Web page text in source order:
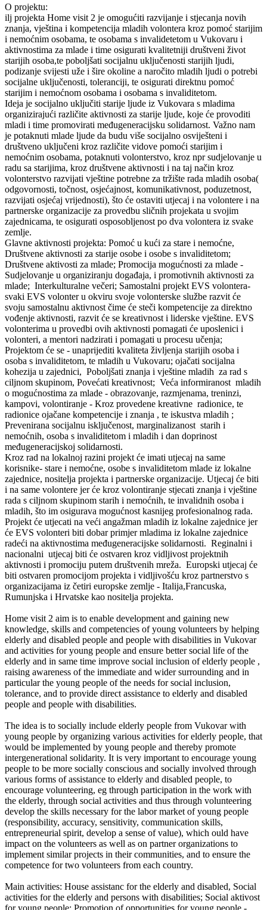
O projektu:
ilj projekta Home visit 2 je omogućiti razvijanje i stjecanja novih
znanja, vještina i kompetencija mladih volontera kroz pomoć starijim
i nemoćnim osobama, te osobama s invalidetetom u Vukovaru i
aktivnostima za mlade i time osigurati kvalitetniji društveni život
starijih osoba,te poboljšati socijalnu uključenosti starijih ljudi,
podizanje svijesti uže i šire okoline a naročito mladih ljudi o potrebi
socijalne uključenosti, toleranciji, te osigurati direktnu pomoć
starijim i nemoćnom osobama i osobama s invaliditetom.
Ideja je socijalno uključiti starije ljude iz Vukovara s mladima
organizirajući različite aktivnosti za starije ljude, koje će provoditi
mladi i time promovirati međugeneracijsku solidarnost. Važno nam
je potaknuti mlade ljude da budu više socijalno osviješteni i
društveno uključeni kroz različite vidove pomoći starijim i
nemoćnim osobama, potaknuti volonterstvo, kroz npr sudjelovanje u
radu sa starijima, kroz društvene aktivnosti i na taj način kroz
volonterstvo razvijati vještine potrebne za tržište rada mladih osoba(
odgovornosti, točnost, osjećajnost, komunikativnost, poduzetnost,
razvijati osjećaj vrijednosti), što će ostaviti utjecaj i na volontere i na
partnerske organizacije za provedbu sličnih projekata u svojim
zajednicama, te osigurati osposobljenost po dva volontera iz svake
zemlje.
Glavne aktivnosti projekta: Pomoć u kući za stare i nemoćne,
Društvene aktivnosti za starije osobe i osobe s invaliditetom;
Društvene aktivosti za mlade; Promocija mogućnosti za mlade -
Sudjelovanje u organiziranju događaja, i promotivnih aktivnosti za
mlade; Interkulturalne večeri; Samostalni projekt EVS volontera-
svaki EVS volonter u okviru svoje volonterske službe razvit će
svoju samostalnu aktivnost čime će steči kompetencije za direktno
vođenje aktivnosti, razvit će se kreativnost i liderske vještine. EVS
volonterima u provedbi ovih aktivnosti pomagati će uposlenici i
volonteri, a mentori nadzirati i pomagati u procesu učenja;
Projektom će se - unaprijediti kvaliteta življenja starijih osoba i
osoba s invaliditetom, te mladih u Vukovaru; ojačati socijalna
kohezija u zajednici, Poboljšati znanja i vještine mladih za rad s
ciljnom skupinom, Povećati kreativnost; Veća informiranost mladih
o mogućnostima za mlade - obrazovanje, razmjenama, treninzi,
kampovi, volontiranje - Kroz provedene kreativne radionice, te
radionice ojačane kompetencije i znanja , te iskustva mladih ;
Prevenirana socijalnu isključenost, marginalizanost starih i
nemoćnih, osoba s invaliditetom i mladih i dan doprinost
međugeneracijskoj solidarnosti.
Kroz rad na lokalnoj razini projekt će imati utjecaj na same
korisnike- stare i nemoćne, osobe s invaliditetom mlade iz lokalne
zajednice, nositelja projekta i partnerske organizacije. Utjecaj će biti
i na same volontere jer će kroz volontiranje stjecati znanja i vještine
rada s ciljnom skupinom starih i nemoćnih, te invalidnih osoba i
mladih, što im osigurava mogućnost kasnijeg profesionalnog rada.
Projekt će utjecati na veći angažman mladih iz lokalne zajednice jer
će EVS volonteri biti dobar primjer mladima iz lokalne zajednice
radeći na aktivnostima međugeneracijske solidarnosti. Reginalni i
nacionalni utjecaj biti će ostvaren kroz vidljivost projektnih
aktivnosti i promociju putem društvenih mreža. Europski utjecaj će
biti ostvaren promocijom projekta i vidljivošću kroz partnerstvo s
organizacijama iz četiri europske zemlje - Italija,Francuska,
Rumunjska i Hrvatske kao nositelja projekta.
Home visit 2 aim is to enable development and gaining new
knowledge, skills and competencies of young volunteers by helping
elderly and disabled people and people with disabilities in Vukovar
and activities for young people and ensure better social life of the
elderly and in same time improve social inclusion of elderly people ,
raising awareness of the immediate and wider surrounding and in
particular the young people of the needs for social inclusion,
tolerance, and to provide direct assistance to elderly and disabled
people and people with disabilities.
The idea is to socially include elderly people from Vukovar with
young people by organizing various activities for elderly people, that
would be implemented by young people and thereby promote
intergenerational solidarity. It is very important to encourage young
people to be more socially conscious and socially involved through
various forms of assistance to elderly and disabled people, to
encourage volunteering, eg through participation in the work with
the elderly, through social activities and thus through volunteering
develop the skills necessary for the labor market of young people
(responsibility, accuracy, sensitivity, communication skills,
entrepreneurial spirit, develop a sense of value), which ould have
impact on the volunteers as well as on partner organizations to
implement similar projects in their communities, and to ensure the
competence for two volunteers from each country.
Main activities: House assistanc for the elderly and disabled, Social
activities for the elderly and persons with disabilities; Social aktivost